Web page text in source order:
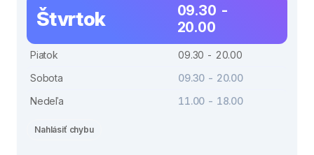
Štvrtok
09.30 -
20.00
Piatok
09.30 - 20.00
Sobota
09.30 - 20.00
Nedeľa
11.00 - 18.00
Nahlásiť chybu